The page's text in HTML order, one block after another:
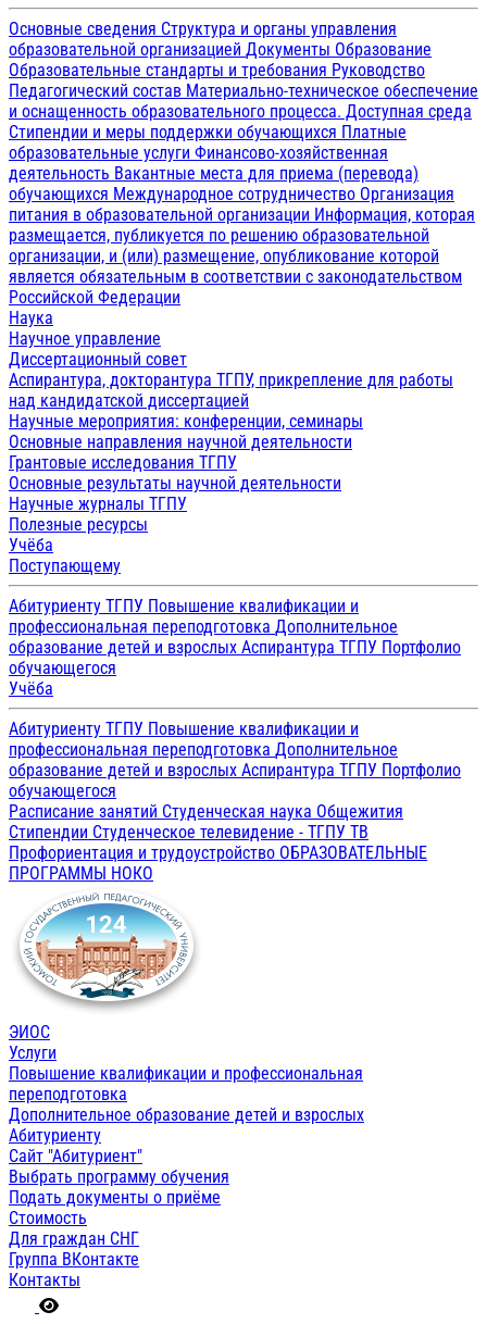
Основные сведения Структура и органы управления
образовательной организацией Документы Образование
Образовательные стандарты и требования Руководство
Педагогический состав Материально-техническое обеспечение
и оснащенность образовательного процесса. Доступная среда
Стипендии и меры поддержки обучающихся Платные
образовательные услуги Финансово-хозяйственная
деятельность Вакантные места для приема (перевода)
обучающихся Международное сотрудничество Организация
питания в образовательной организации Информация, которая
размещается, публикуется по решению образовательной
организации, и (или) размещение, опубликование которой
является обязательным в соответствии с законодательством
Российской Федерации
Наука
Научное управление
Диссертационный совет
Аспирантура, докторантура ТГПУ, прикрепление для работы
над кандидатской диссертацией
Научные мероприятия: конференции, семинары
Основные направления научной деятельности
Грантовые исследования ТГПУ
Основные результаты научной деятельности
Научные журналы ТГПУ
Полезные ресурсы
Учёба
Поступающему
Абитуриенту ТГПУ Повышение квалификации и
профессиональная переподготовка Дополнительное
образование детей и взрослых Аспирантура ТГПУ Портфолио
обучающегося
Учёба
Абитуриенту ТГПУ Повышение квалификации и
профессиональная переподготовка Дополнительное
образование детей и взрослых Аспирантура ТГПУ Портфолио
обучающегося
Расписание занятий Студенческая наука Общежития
Стипендии Студенческое телевидение - ТГПУ ТВ
Профориентация и трудоустройство ОБРАЗОВАТЕЛЬНЫЕ
ПРОГРАММЫ НОКО
ЭИОС
Услуги
Повышение квалификации и профессиональная
переподготовка
Дополнительное образование детей и взрослых
Абитуриенту
Сайт "Абитуриент"
Выбрать программу обучения
Подать документы о приёме
Стоимость
Для граждан СНГ
Группа ВКонтакте
Контакты